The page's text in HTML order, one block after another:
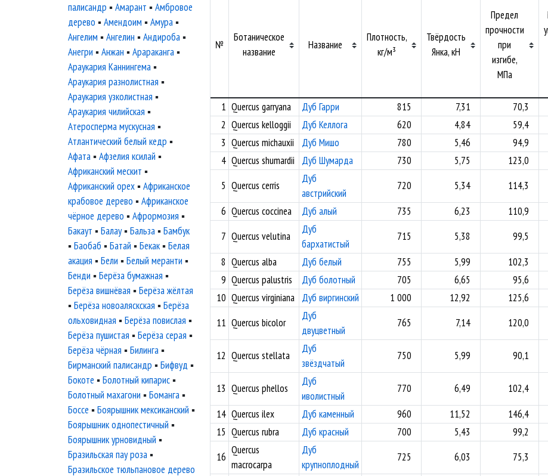
№
Ботаническое
название
Название
Плотность,
кг/м³
Твёрдость
Янка, кН
Предел
прочности
при
изгибе,
МПа
1 Quercus garryana Дуб Гарри 815 7,31 70,3
2 Quercus kelloggii Дуб Келлога 620 4,84 59,4
3 Quercus michauxii Дуб Мишо 780 5,46 94,9
4 Quercus shumardii Дуб Шумарда 730 5,75 123,0
5 Quercus cerris
Дуб
австрийский
720 5,34 114,3
6 Quercus coccinea Дуб алый 735 6,23 110,9
7 Quercus velutina
Дуб
бархатистый
715 5,38 99,5
8 Quercus alba Дуб белый 755 5,99 102,3
9 Quercus palustris Дуб болотный 705 6,65 95,6
10 Quercus virginiana Дуб виргинский 1 000 12,92 125,6
11 Quercus bicolor
Дуб
двуцветный
765 7,14 120,0
12 Quercus stellata
Дуб
звёздчатый
750 5,99 90,1
13 Quercus phellos
Дуб
иволистный
770 6,49 102,4
14 Quercus ilex Дуб каменный 960 11,52 146,4
15 Quercus rubra Дуб красный 700 5,43 99,2
16
Quercus
macrocarpa
Дуб
крупноплодный
725 6,03 75,3
палисандр ▪Амарант ▪Амбровое
дерево ▪Амендоим ▪Амура ▪
Ангелим ▪Ангелин ▪Андироба ▪
Анегри ▪Анжан ▪Арараканга ▪
Араукария Каннингема ▪
Араукария разнолистная ▪
Араукария узколистная ▪
Араукария чилийская ▪
Атеросперма мускусная ▪
Атлантический белый кедр ▪
Афата ▪Афзелия ксилай ▪
Африканский мескит ▪
Африканский орех ▪Африканское
крабовое дерево ▪Африканское
чёрное дерево ▪Афрормозия ▪
Бакаут ▪Балау▪Бальза ▪Бамбук
▪Баобаб ▪Батай ▪Бекак ▪Белая
акация ▪Бели ▪Белый меранти ▪
Бенди ▪Берёза бумажная ▪
Берёза вишнёвая ▪Берёза жёлтая
▪Берёза новоаляскская ▪Берёза
ольховидная ▪Берёза повислая ▪
Берёза пушистая ▪Берёза серая ▪
Берёза чёрная ▪Билинга ▪
Бирманский палисандр ▪Бифвуд ▪
Бокоте ▪Болотный кипарис ▪
Болотный махагони ▪Боманга ▪
Боссе ▪Боярышник мексиканский ▪
Боярышник однопестичный ▪
Боярышник урновидный ▪
Бразильская пау роза ▪
Бразильское тюльпановое дерево